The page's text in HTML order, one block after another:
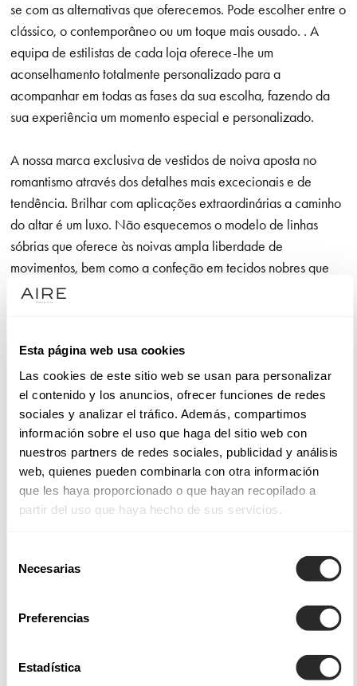
Esta página web usa cookies
Las cookies de este sitio web se usan para personalizar
el contenido y los anuncios, ofrecer funciones de redes
sociales y analizar el tráfico. Además, compartimos
información sobre el uso que haga del sitio web con
nuestros partners de redes sociales, publicidad y análisis
web, quienes pueden combinarla con otra información
que les haya proporcionado o que hayan recopilado a
partir del uso que haya hecho de sus servicios.
Necesarias
Preferencias
Estadística
se com as alternativas que oferecemos. Pode escolher entre o
clássico, o contemporâneo ou um toque mais ousado. . A
equipa de estilistas de cada loja oferece-lhe um
aconselhamento totalmente personalizado para a
acompanhar em todas as fases da sua escolha, fazendo da
sua experiência um momento especial e personalizado.
A nossa marca exclusiva de vestidos de noiva aposta no
romantismo através dos detalhes mais excecionais e de
tendência. Brilhar com aplicações extraordinárias a caminho
do altar é um luxo. Não esquecemos o modelo de linhas
sóbrias que oferece às noivas ampla liberdade de
movimentos, bem como a confeção em tecidos nobres que
utilizamos em cada modelo e que são agradáveis à vista e
Tecidos e estilos nos nossos vestidos para noivas
Os vestidos de noiva Aire Barcelona incorporam
acabamentos e aplicações de destaque e estilos dignos de
admiração; quer se trate devestidos de noiva sereia, que
abraçam o busto e as ancas, envolvendo o corpo
suavemente e com a quantidade certa de ousadia.
só encontrará uma grande variedade de designs — desde
com um visual digno de conto de fadas, até
vestidos de
, que oferecem uma elegância
intemporal e favorecem todos os tipos de corpo. Também
disponibilizamos tecidos leves cuidadosamente escolhidos